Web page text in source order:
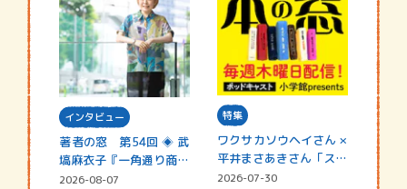
インタビュー
著者の窓 第54回 ◈ 武
塙麻衣子『一角通り商店
街の…
2026-08-07
特集
ワクサカソウヘイさん ×
平井まさあきさん「スペ
シャ…
2026-07-30